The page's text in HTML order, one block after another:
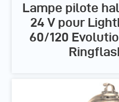
Lampe pilote
24 V pour
60/120